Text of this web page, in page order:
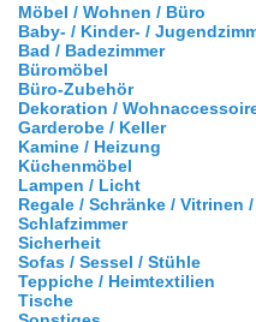
Möbel / Wohnen / Büro
Baby- / Kinder- /
Bad / Badezimmer
Büromöbel
Büro-Zubehör
Dekoration /
Garderobe / Keller
Kamine / Heizung
Küchenmöbel
Lampen / Licht
Regale / Schränke / Vitrinen
Schlafzimmer
Sicherheit
Sofas / Sessel / Stühle
Teppiche / Heimtextilien
Tische